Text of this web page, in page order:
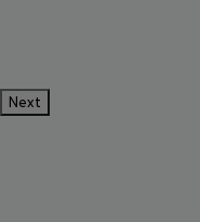
Next